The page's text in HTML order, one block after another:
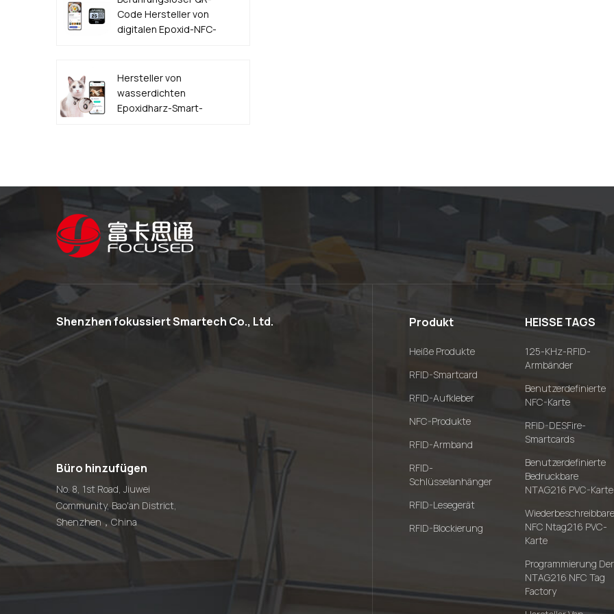
Code Hersteller von
digitalen Epoxid-NFC-
Hersteller von
wasserdichten
Epoxidharz-Smart-
Shenzhen fokussiert Smartech Co., Ltd.
Büro hinzufügen
No. 8, 1st Road, Jiuwei
Community, Bao'an District,
Shenzhen，China
Produkt
Heiße Produkte
RFID-Smartcard
RFID-Aufkleber
NFC-Produkte
RFID-Armband
RFID-
Schlüsselanhänger
RFID-Lesegerät
RFID-Blockierung
HEISSE TAGS
125-KHz-RFID-
Armbänder
Benutzerdefinierte
NFC-Karte
RFID-DESFire-
Smartcards
Benutzerdefinierte
Bedruckbare
NTAG216 PVC-Karte
Wiederbeschreibbare
NFC Ntag216 PVC-
Karte
Programmierung Der
NTAG216 NFC Tag
Factory